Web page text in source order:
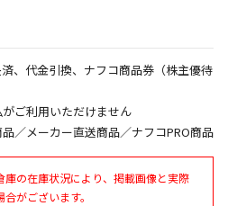
金額・施工日はお打ち合わせの上、
金額・施工日はお打ち合わせの上、
、代金引換、ナフコ商品券（株主優待
ご利用いただけません
／メーカー直送商品／ナフコPRO商品
の在庫状況により、掲載画像と実際
がございます。